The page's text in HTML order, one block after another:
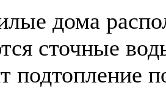
дома
сточные
подтопление